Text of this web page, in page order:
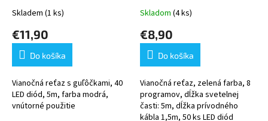
Skladem (1 ks)
€11,90
Do košíka
Vianočná reťaz s guľôčkami, 40
LED diód, 5m, farba modrá,
vnútorné použitie
Skladom (4 ks)
€8,90
Do košíka
Vianočná reťaz, zelená farba, 8
programov, dĺžka svetelnej
časti: 5m, dĺžka prívodného
kábla 1,5m, 50 ks LED diód